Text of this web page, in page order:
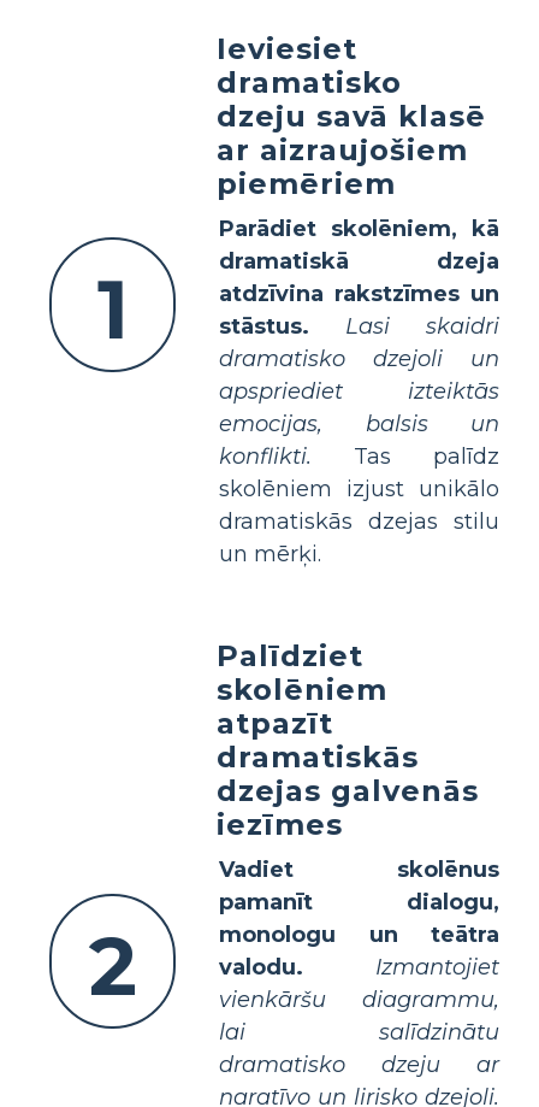
1
Ieviesiet
dramatisko
dzeju savā klasē
ar aizraujošiem
piemēriem
Parādiet skolēniem, kā
dramatiskā dzeja
atdzīvina rakstzīmes un
stāstus.
Lasi skaidri
dramatisko dzejoli un
apspriediet izteiktās
emocijas, balsis un
konflikti. Tas palīdz
skolēniem izjust unikālo
dramatiskās dzejas stilu
un mērķi.
2
Palīdziet
skolēniem
atpazīt
dramatiskās
dzejas galvenās
iezīmes
Vadiet skolēnus
pamanīt dialogu,
monologu un teātra
valodu.
Izmantojiet
vienkāršu diagrammu,
lai salīdzinātu
dramatisko dzeju ar
naratīvo un lirisko dzejoli.